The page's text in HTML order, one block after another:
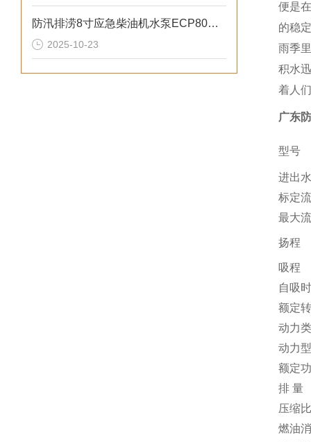
防汛排涝8寸应急柴油机水泵ECP80ME参数
2025-10-23
便是
的稳
雨季
积水
着人
广东
型号
进出
标定
最大
扬程
吸程
自吸
额定
动力
动力
额定
排 量
压缩比
燃油